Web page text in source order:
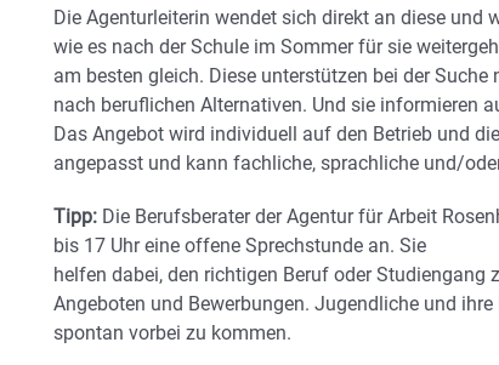
Die Agenturleiterin wendet sich direkt an diese und
wie es nach der Schule im Sommer für sie
am besten gleich. Diese unterstützen bei der
nach beruflichen Alternativen. Und sie informieren
Das Angebot wird individuell auf den Betrieb und
angepasst und kann fachliche, sprachliche und/
Tipp: Die Berufsberater der Agentur für Arbeit
bis 17 Uhr eine offene Sprechstunde an. Sie
helfen dabei, den richtigen Beruf oder Studiengang
Angeboten und Bewerbungen. Jugendliche und
spontan vorbei zu kommen.